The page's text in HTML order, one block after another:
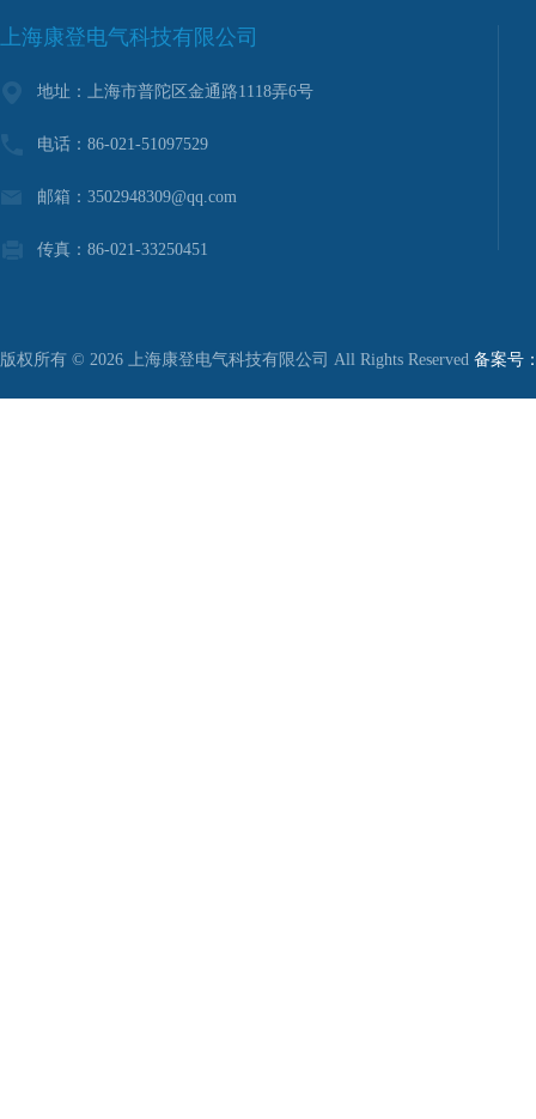
上海康登电气科技有限公司
地址：上海市普陀区金通路1118弄6号
电话：86-021-51097529
邮箱：3502948309@qq.com
传真：86-021-33250451
版权所有 © 2026 上海康登电气科技有限公司 All Rights Reserved 备案号